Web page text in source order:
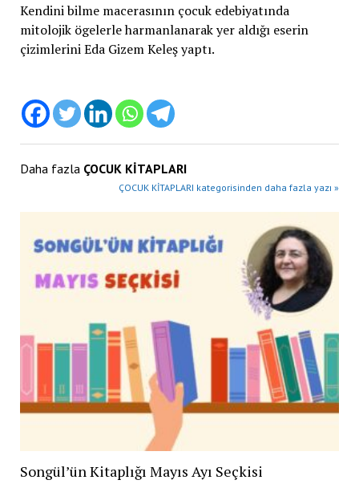
Kendini bilme macerasının çocuk edebiyatında
mitolojik ögelerle harmanlanarak yer aldığı eserin
çizimlerini Eda Gizem Keleş yaptı.
Daha fazla ÇOCUK KİTAPLARI
ÇOCUK KİTAPLARI kategorisinden daha fazla yazı »
Songül’ün Kitaplığı Mayıs Ayı Seçkisi